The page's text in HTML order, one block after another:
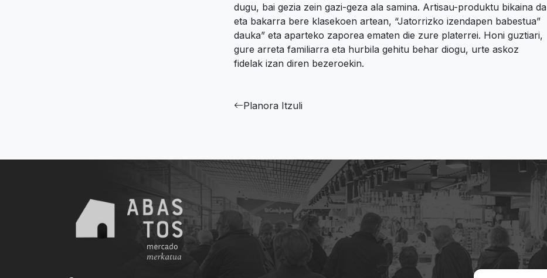
dugu, bai gezia zein gazi-geza ala samina. Artisau-produktu bikaina da
eta bakarra bere klasekoen artean, “Jatorrizko izendapen babestua”
dauka” eta aparteko zaporea ematen die zure platerrei. Honi guztiari,
gure arreta familiarra eta hurbila gehitu behar diogu, urte askoz
fidelak izan diren bezeroekin.
Planora Itzuli